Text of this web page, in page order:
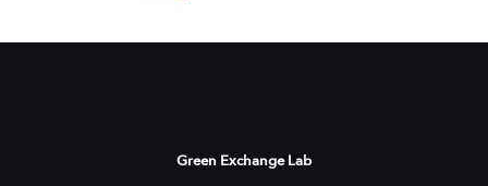
Green Exchange Lab